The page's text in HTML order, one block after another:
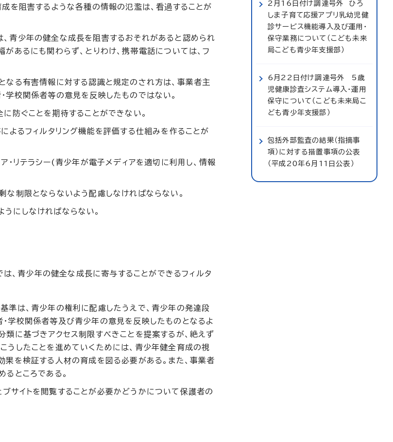
を阻害するような各種の情報の氾濫は、看過することが
青少年の健全な成長を阻害するおそれがあると認められ
あるにも関わらず、とりわけ、携帯電話については、フ
なる有害情報に対する認識と規定のされ方は、事業者主
学校関係者等の意見を反映したものではない。
防ぐことを期待することができない。
よるフィルタリング機能を評価する仕組みを作ることが
・リテラシー(青少年が電子メディアを適切に利用し、情報
な制限とならないよう配慮しなければならない。
にしなければならない。
、青少年の健全な成長に寄与することができるフィルタ
準は、青少年の権利に配慮したうえで、青少年の発達段
学校関係者等及び青少年の意見を反映したものとなるよ
に基づきアクセス制限すべきことを提案するが、絶えず
うしたことを進めていくためには、青少年健全育成の視
果を検証する人材の育成を図る必要がある。また、事業者
るところである。
サイトを閲覧することが必要かどうかについて保護者の
2月16日付け調達号外 ひろ
しま子育て応援アプリ乳幼児健
診サービス機能導入及び運用・
保守業務について（こども未来
局こども青少年支援部）
6月22日付け調達号外 5歳
児健康診査システム導入・運用
保守について（こども未来局こ
ども青少年支援部）
包括外部監査の結果（指摘事
項）に対する措置事項の公表
（平成20年6月11日公表）